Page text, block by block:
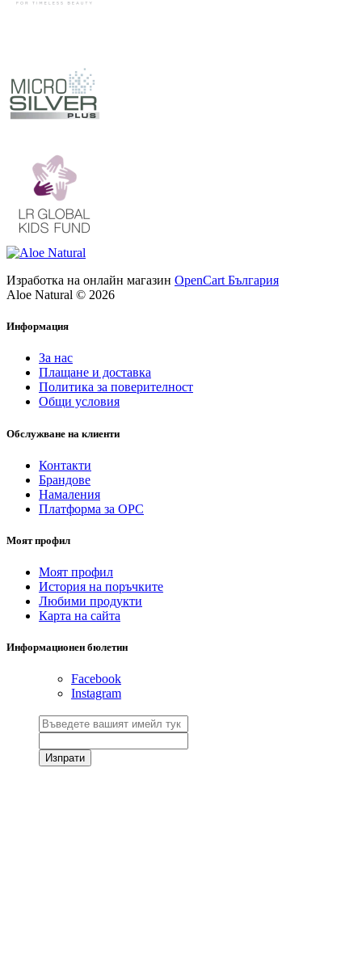
Изработка на онлайн магазин OpenCart България
Aloe Natural © 2026
Информация
За нас
Плащане и доставка
Политика за поверителност
Общи условия
Обслужване на клиенти
Контакти
Брандове
Намаления
Платформа за ОРС
Моят профил
Моят профил
История на поръчките
Любими продукти
Карта на сайта
Информационен бюлетин
Facebook
Instagram